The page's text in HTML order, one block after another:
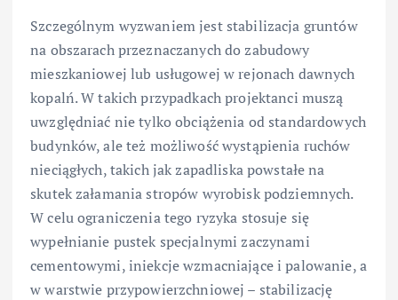
Szczególnym wyzwaniem jest stabilizacja gruntów
na obszarach przeznaczanych do zabudowy
mieszkaniowej lub usługowej w rejonach dawnych
kopalń. W takich przypadkach projektanci muszą
uwzględniać nie tylko obciążenia od standardowych
budynków, ale też możliwość wystąpienia ruchów
nieciągłych, takich jak zapadliska powstałe na
skutek załamania stropów wyrobisk podziemnych.
W celu ograniczenia tego ryzyka stosuje się
wypełnianie pustek specjalnymi zaczynami
cementowymi, iniekcje wzmacniające i palowanie, a
w warstwie przypowierzchniowej – stabilizację